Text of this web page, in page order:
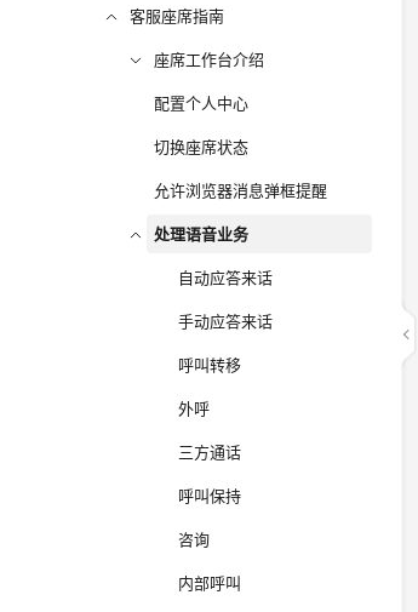
客服座席指南
座席工作台介绍
配置个人中心
切换座席状态
允许浏览器消息弹框提醒
处理语音业务
自动应答来话
手动应答来话
呼叫转移
外呼
三方通话
呼叫保持
咨询
内部呼叫